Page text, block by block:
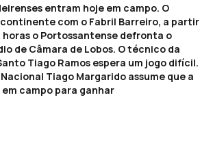
entram hoje em campo. O
com o Fabril Barreiro, a partir
horas o Portossantense defronta o
de Câmara de Lobos. O técnico da
Tiago Ramos espera um jogo difícil.
Tiago Margarido assume que a
campo para ganhar